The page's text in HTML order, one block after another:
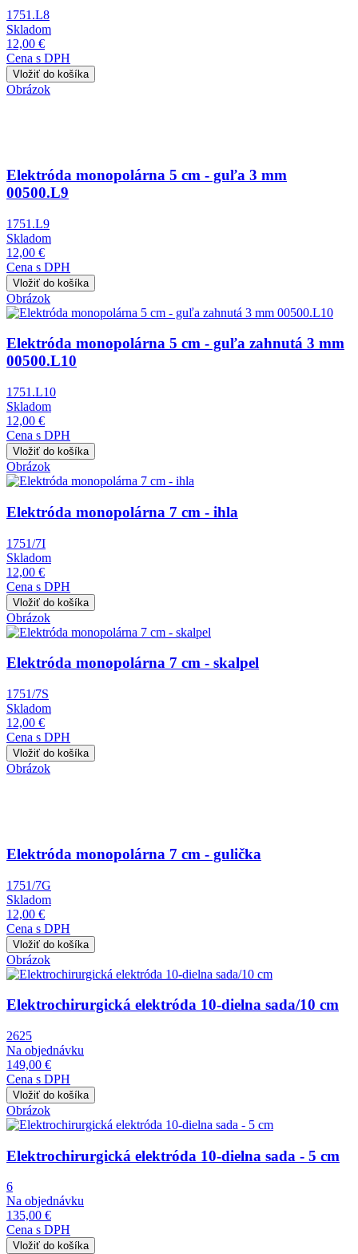
1751.L8
Skladom
12,00 €
Cena s DPH
Obrázok
Elektróda monopolárna 5 cm - guľa 3 mm
00500.L9
1751.L9
Skladom
12,00 €
Cena s DPH
Obrázok
Elektróda monopolárna 5 cm - guľa zahnutá 3 mm
00500.L10
1751.L10
Skladom
12,00 €
Cena s DPH
Obrázok
Elektróda monopolárna 7 cm - ihla
1751/7I
Skladom
12,00 €
Cena s DPH
Obrázok
Elektróda monopolárna 7 cm - skalpel
1751/7S
Skladom
12,00 €
Cena s DPH
Obrázok
Elektróda monopolárna 7 cm - gulička
1751/7G
Skladom
12,00 €
Cena s DPH
Obrázok
Elektrochirurgická elektróda 10-dielna sada/10 cm
2625
Na objednávku
149,00 €
Cena s DPH
Obrázok
Elektrochirurgická elektróda 10-dielna sada - 5 cm
6
Na objednávku
135,00 €
Cena s DPH